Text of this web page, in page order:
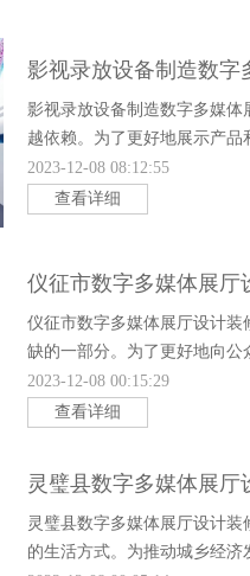
影视录放设备制造数字
影视录放设备制造数字多媒
越依赖。为了更好地展示产
放设备制造数字多媒体展厅的
2023-12-08 08:12:55
查看详细
仪征市数字多媒体展厅
仪征市数字多媒体展厅设计
缺的一部分。为了更好地向
此次设计装修旨在打造一个现
2023-12-08 00:15:29
查看详细
灵璧县数字多媒体展厅
灵璧县数字多媒体展厅设计
的生活方式。为推动城乡经